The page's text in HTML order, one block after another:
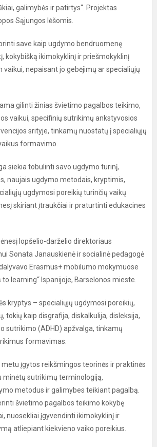
galimybės ir patirtys“. Projektas
Sąjungos lėšomis.
save kaip ugdymo bendruomenę
kokybišką ikimokyklinį ir priešmokyklinį
vaikui, nepaisant jo gebėjimų ar specialiųjų
gilinti žinias švietimo pagalbos teikimo,
vaikui, specifinių sutrikimų ankstyvosios
srityje, tinkamų nuostatų į specialiųjų
formavimo.
siekia tobulinti savo ugdymo turinį,
naujais ugdymo metodais, kryptimis,
ugdymosi poreikių turinčių vaikų
skiriant įtraukčiai ir praturtinti edukacines
lopšelio-darželio direktoriaus
Sonata Janauskienė ir socialinė pedagogė
Erasmus+ mobilumo mokymuose
learning“ Ispanijoje, Barselonos mieste.
kryptys – specialiųjų ugdymosi poreikių,
tokių kaip disgrafija, diskalkulija, disleksija,
sutrikimo (ADHD) apžvalga, tinkamų
formavimas.
įgytos reikšmingos teorinės ir praktinės
minėtų sutrikimų terminologiją,
metodus ir galimybes teikiant pagalbą.
švietimo pagalbos teikimo kokybę
nuosekliai įgyvendinti ikimokyklinį ir
atliepiant kiekvieno vaiko poreikius.